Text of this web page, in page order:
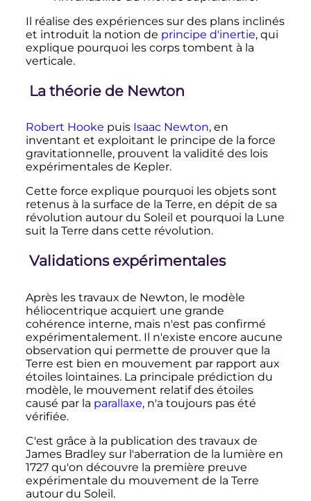
Il réalise des expériences sur des plans inclinés
et introduit la notion de principe d'inertie, qui
explique pourquoi les corps tombent à la
verticale.
La théorie de Newton
Robert Hooke puis Isaac Newton, en
inventant et exploitant le principe de la force
gravitationnelle, prouvent la validité des lois
expérimentales de Kepler.
Cette force explique pourquoi les objets sont
retenus à la surface de la Terre, en dépit de sa
révolution autour du Soleil et pourquoi la Lune
suit la Terre dans cette révolution.
Validations expérimentales
Après les travaux de Newton, le modèle
héliocentrique acquiert une grande
cohérence interne, mais n'est pas confirmé
expérimentalement. Il n'existe encore aucune
observation qui permette de prouver que la
Terre est bien en mouvement par rapport aux
étoiles lointaines. La principale prédiction du
modèle, le mouvement relatif des étoiles
causé par la parallaxe, n'a toujours pas été
vérifiée.
C'est grâce à la publication des travaux de
James Bradley sur l'aberration de la lumière en
1727 qu'on découvre la première preuve
expérimentale du mouvement de la Terre
autour du Soleil.